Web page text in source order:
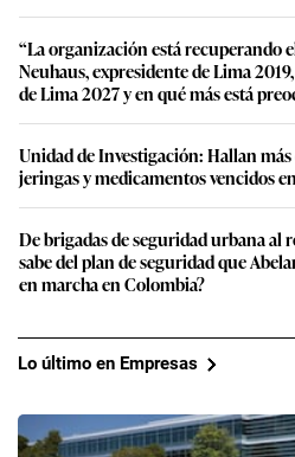
“La organización está recuperando
Neuhaus, expresidente de Lima
de Lima 2027 y en qué más está
Unidad de Investigación: Hallan
jeringas y medicamentos vencidos
De brigadas de seguridad urbana al
sabe del plan de seguridad que
en marcha en Colombia?
Lo último en Empresas